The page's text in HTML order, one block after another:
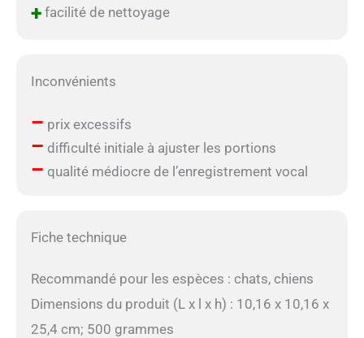
+facilité de nettoyage
Inconvénients
– prix excessifs
– difficulté initiale à ajuster les portions
– qualité médiocre de l’enregistrement vocal
Fiche technique
Recommandé pour les espèces : chats, chiens
Dimensions du produit (L x l x h) : 10,16 x 10,16 x
25,4 cm; 500 grammes